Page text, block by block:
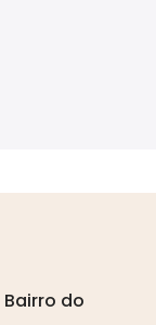
Bairro do